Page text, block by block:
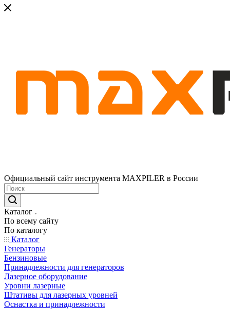
Официальный сайт инструмента MAXPILER в России
Каталог
По всему сайту
По каталогу
Каталог
Генераторы
Бензиновые
Принадлежности для генераторов
Лазерное оборудование
Уровни лазерные
Штативы для лазерных уровней
Оснастка и принадлежности